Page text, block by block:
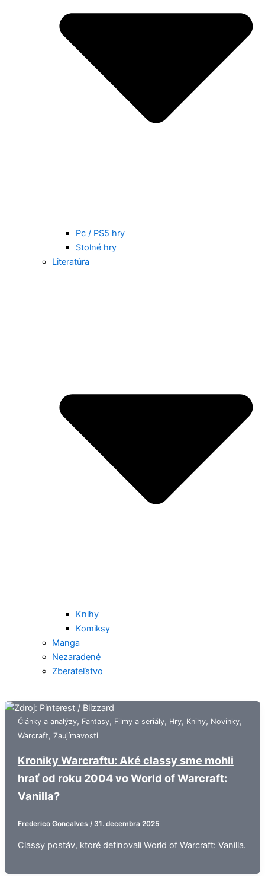
Pc / PS5 hry
Stolné hry
Literatúra
Knihy
Komiksy
Manga
Nezaradené
Zberateľstvo
Články a analýzy, Fantasy, Filmy a seriály, Hry, Knihy, Novinky,
Warcraft, Zaujímavosti
Kroniky Warcraftu: Aké classy sme mohli
hrať od roku 2004 vo World of Warcraft:
Vanilla?
Frederico Goncalves / 31. decembra 2025
Classy postáv, ktoré definovali World of Warcraft: Vanilla.